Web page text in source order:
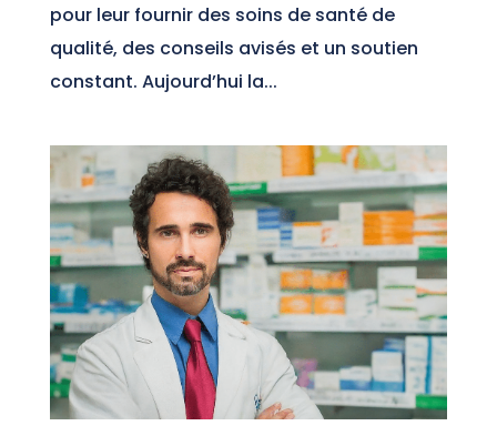
pour leur fournir des soins de santé de
qualité, des conseils avisés et un soutien
constant. Aujourd’hui la...